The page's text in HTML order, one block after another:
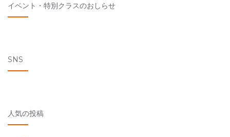
イベント・特別クラスのおしらせ
SNS
人気の投稿